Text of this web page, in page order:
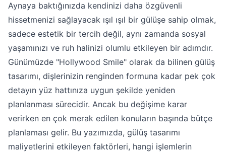
Aynaya baktığınızda kendinizi daha özgüvenli
hissetmenizi sağlayacak ışıl ışıl bir gülüşe sahip olmak,
sadece estetik bir tercih değil, aynı zamanda sosyal
yaşamınızı ve ruh halinizi olumlu etkileyen bir adımdır.
Günümüzde "Hollywood Smile" olarak da bilinen gülüş
tasarımı, dişlerinizin renginden formuna kadar pek çok
detayın yüz hattınıza uygun şekilde yeniden
planlanması sürecidir. Ancak bu değişime karar
verirken en çok merak edilen konuların başında bütçe
planlaması gelir. Bu yazımızda, gülüş tasarımı
maliyetlerini etkileyen faktörleri, hangi işlemlerin